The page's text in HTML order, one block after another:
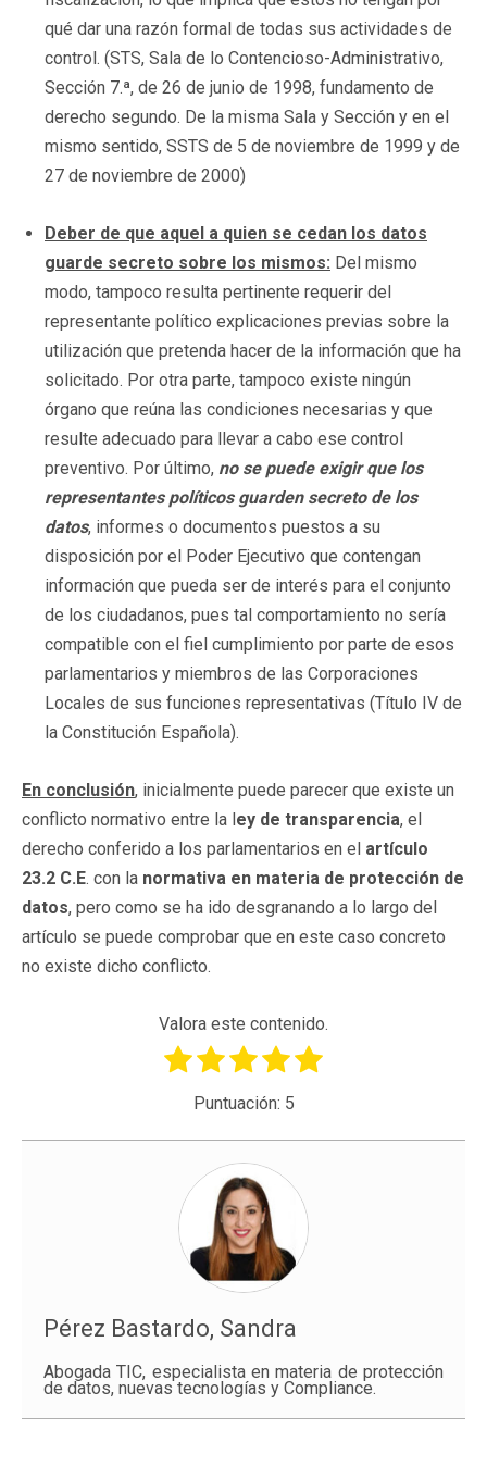
qué dar una razón formal de todas sus actividades de
control. (STS, Sala de lo Contencioso-Administrativo,
Sección 7.ª, de 26 de junio de 1998, fundamento de
derecho segundo. De la misma Sala y Sección y en el
mismo sentido, SSTS de 5 de noviembre de 1999 y de
27 de noviembre de 2000)
Deber de que aquel a quien se cedan los datos
guarde secreto sobre los mismos: Del mismo
modo, tampoco resulta pertinente requerir del
representante político explicaciones previas sobre la
utilización que pretenda hacer de la información que ha
solicitado. Por otra parte, tampoco existe ningún
órgano que reúna las condiciones necesarias y que
resulte adecuado para llevar a cabo ese control
preventivo. Por último, no se puede exigir que los
representantes políticos guarden secreto de los
datos, informes o documentos puestos a su
disposición por el Poder Ejecutivo que contengan
información que pueda ser de interés para el conjunto
de los ciudadanos, pues tal comportamiento no sería
compatible con el fiel cumplimiento por parte de esos
parlamentarios y miembros de las Corporaciones
Locales de sus funciones representativas (Título IV de
la Constitución Española).
En conclusión, inicialmente puede parecer que existe un
conflicto normativo entre la ley de transparencia, el
derecho conferido a los parlamentarios en el artículo
23.2 C.E. con la normativa en materia de protección de
datos, pero como se ha ido desgranando a lo largo del
artículo se puede comprobar que en este caso concreto
no existe dicho conflicto.
Valora este contenido.
Puntuación: 5
Pérez Bastardo, Sandra
Abogada TIC, especialista en materia de protección
de datos, nuevas tecnologías y Compliance.